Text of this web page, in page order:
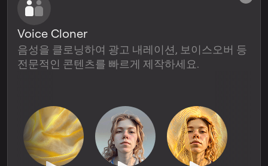
Voice Cloner
음성을 클로닝하여 광고 내레이션, 보이스오버 등
전문적인 콘텐츠를 빠르게 제작하세요.